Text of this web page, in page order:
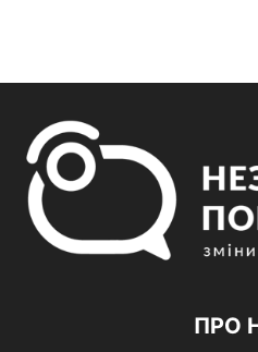
ПРО